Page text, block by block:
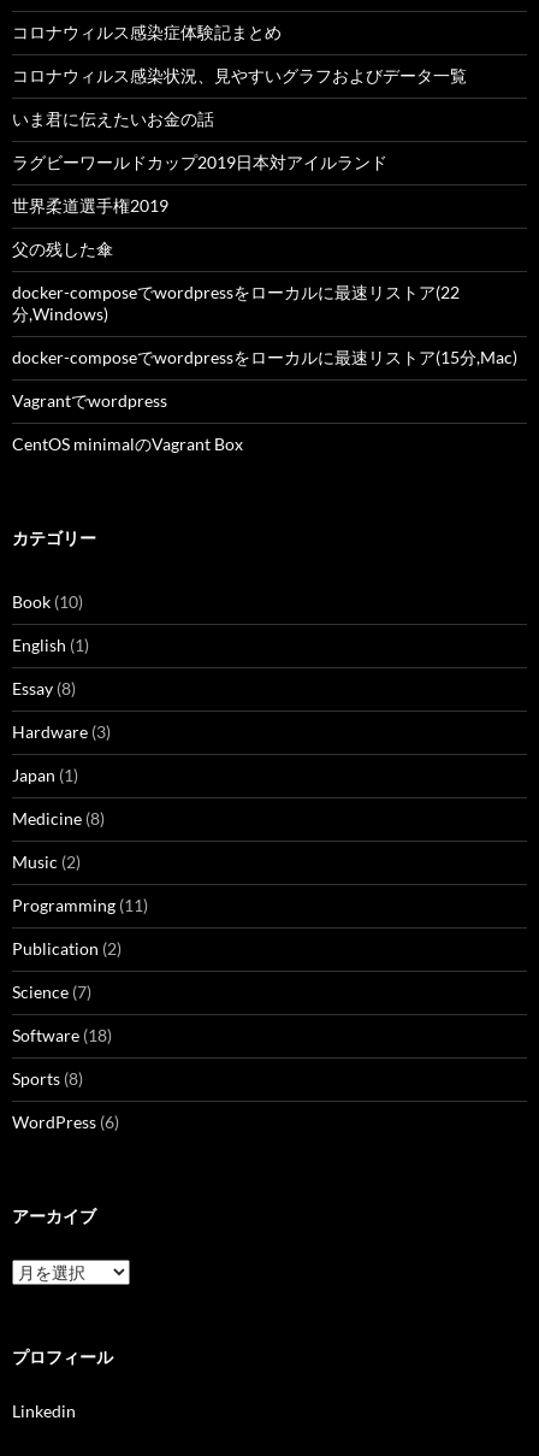
コロナウィルス感染症体験記まとめ
コロナウィルス感染状況、見やすいグラフおよびデータ一覧
いま君に伝えたいお金の話
ラグビーワールドカップ2019日本対アイルランド
世界柔道選手権2019
父の残した傘
docker-composeでwordpressをローカルに最速リストア(22
分,Windows)
docker-composeでwordpressをローカルに最速リストア(15分,Mac)
Vagrantでwordpress
CentOS minimalのVagrant Box
カテゴリー
Book (10)
English (1)
Essay (8)
Hardware (3)
Japan (1)
Medicine (8)
Music (2)
Programming (11)
Publication (2)
Science (7)
Software (18)
Sports (8)
WordPress (6)
アーカイブ
ア
ー
ブ
プロフィール
Linkedin